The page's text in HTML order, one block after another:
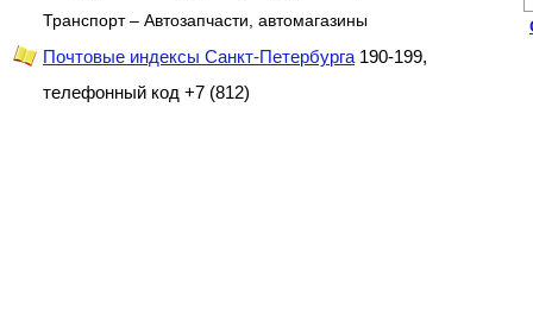
Транспорт – Автозапчасти, автомагазины
Почтовые индексы Санкт-Петербурга 190-199,
телефонный код +7 (812)